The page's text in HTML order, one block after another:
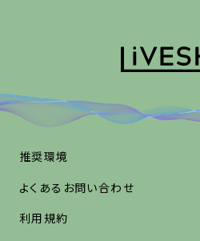
推奨環境
よくあるお問い合わせ
利用規約